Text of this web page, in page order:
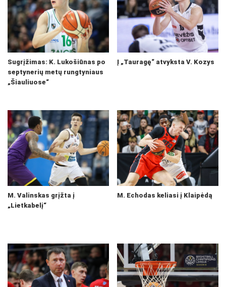
Sugrįžimas: K. Lukošiūnas po
septynerių metų rungtyniaus
„Šiauliuose“
Į „Tauragę“ atvyksta V. Kozys
M. Valinskas grįžta į
„Lietkabelį“
M. Echodas keliasi į Klaipėdą